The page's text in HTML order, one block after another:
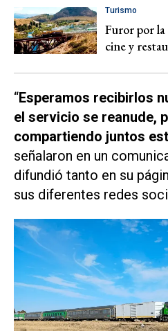
Turismo
Furor por
cine y
“Esperamos recibirlos
el servicio se reanude,
compartiendo juntos
señalaron en un
difundió tanto en su
sus diferentes redes